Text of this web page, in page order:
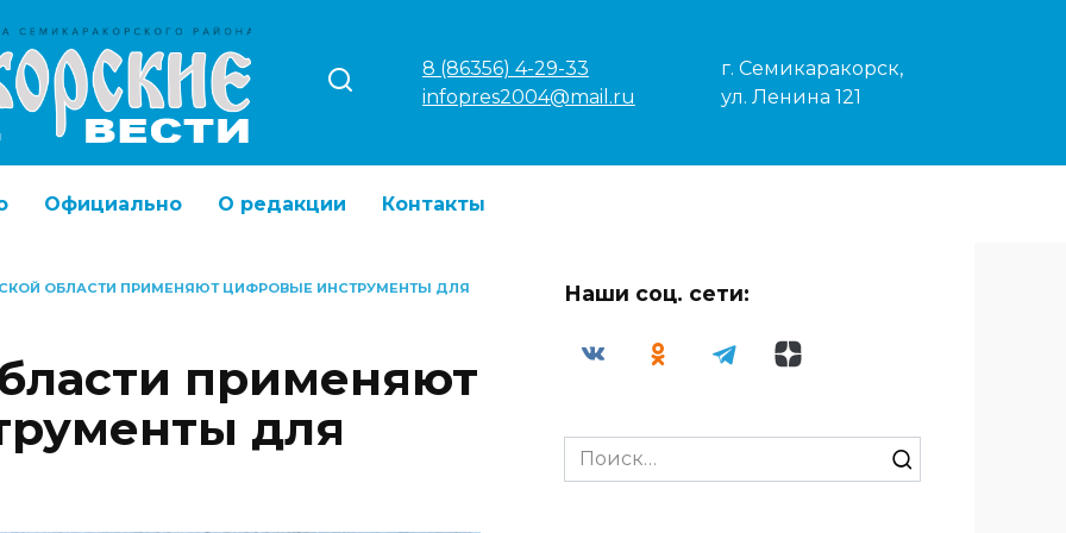
8 (86356) 4-29-33
infopres2004@mail.ru
г. Семикаракорск,
ул. Ленина 121
Официально О редакции Контакты
ОБЛАСТИ ПРИМЕНЯЮТ ЦИФРОВЫЕ ИНСТРУМЕНТЫ ДЛЯ
применяют
для
Наши соц. сети:
Search
for: